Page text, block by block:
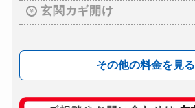
玄関カギ開け
その他の料金を見る